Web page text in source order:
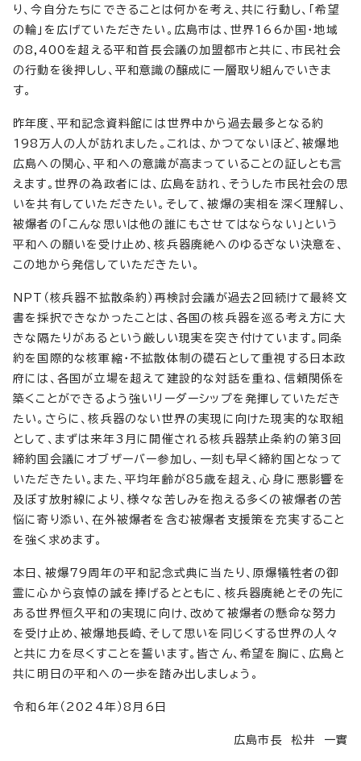
り、今自分たちにできることは何かを考え、共に行動し、「希望
の輪」を広げていただきたい。広島市は、世界166か国・地域
の8,400を超える平和首長会議の加盟都市と共に、市民社会
の行動を後押しし、平和意識の醸成に一層取り組んでいきま
す。
昨年度、平和記念資料館には世界中から過去最多となる約
198万人の人が訪れました。これは、かつてないほど、被爆地
広島への関心、平和への意識が高まっていることの証しとも言
えます。世界の為政者には、広島を訪れ、そうした市民社会の思
いを共有していただきたい。そして、被爆の実相を深く理解し、
被爆者の「こんな思いは他の誰にもさせてはならない」という
平和への願いを受け止め、核兵器廃絶へのゆるぎない決意を、
この地から発信していただきたい。
NPT（核兵器不拡散条約）再検討会議が過去2回続けて最終文
書を採択できなかったことは、各国の核兵器を巡る考え方に大
きな隔たりがあるという厳しい現実を突き付けています。同条
約を国際的な核軍縮・不拡散体制の礎石として重視する日本政
府には、各国が立場を超えて建設的な対話を重ね、信頼関係を
築くことができるよう強いリーダーシップを発揮していただき
たい。さらに、核兵器のない世界の実現に向けた現実的な取組
として、まずは来年3月に開催される核兵器禁止条約の第3回
締約国会議にオブザーバー参加し、一刻も早く締約国となって
いただきたい。また、平均年齢が85歳を超え、心身に悪影響を
及ぼす放射線により、様々な苦しみを抱える多くの被爆者の苦
悩に寄り添い、在外被爆者を含む被爆者支援策を充実すること
を強く求めます。
本日、被爆79周年の平和記念式典に当たり、原爆犠牲者の御
霊に心から哀悼の誠を捧げるとともに、核兵器廃絶とその先に
ある世界恒久平和の実現に向け、改めて被爆者の懸命な努力
を受け止め、被爆地長崎、そして思いを同じくする世界の人々
と共に力を尽くすことを誓います。皆さん、希望を胸に、広島と
共に明日の平和への一歩を踏み出しましょう。
令和6年（2024年）8月6日
広島市長 松井 一實